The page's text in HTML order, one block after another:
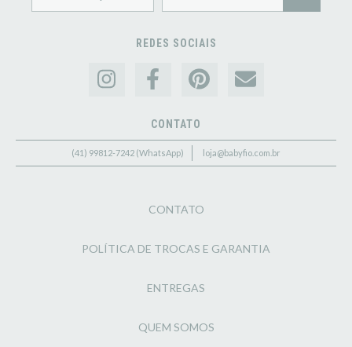
REDES SOCIAIS
CONTATO
(41) 99812-7242 (WhatsApp) loja@babyfio.com.br
CONTATO
POLÍTICA DE TROCAS E GARANTIA
ENTREGAS
QUEM SOMOS